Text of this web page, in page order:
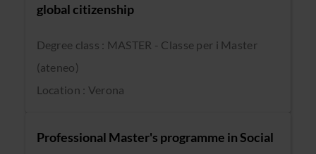
global citizenship
Degree class : MASTER - Classe per i Master
(ateneo)
Location : Verona
Professional Master's programme in Social